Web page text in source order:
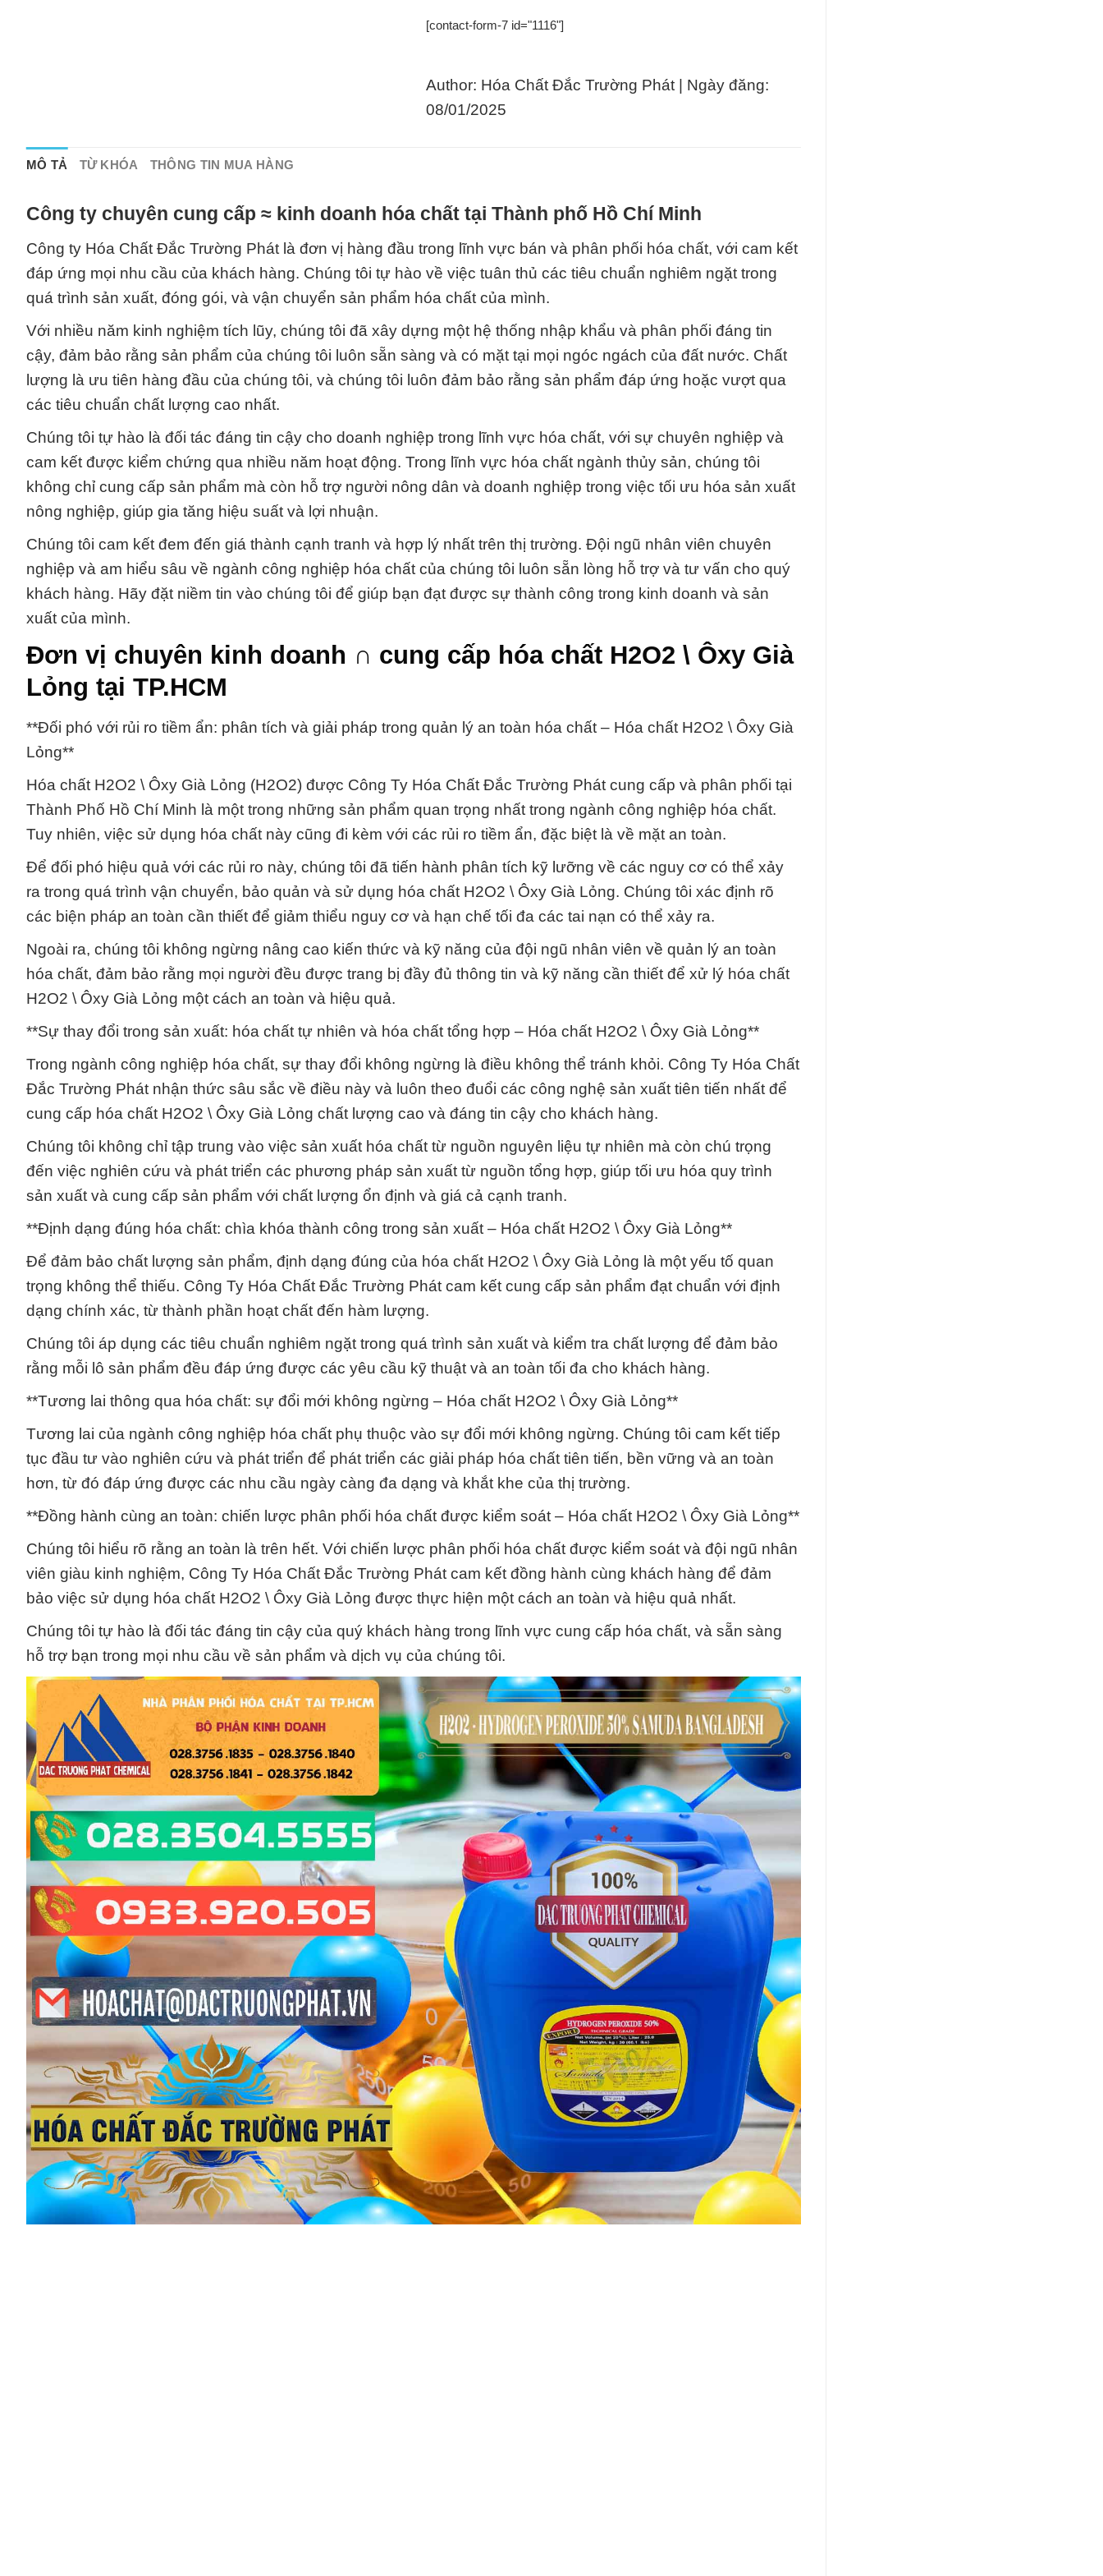
[contact-form-7 id="1116"]
Author: Hóa Chất Đắc Trường Phát | Ngày đăng:
08/01/2025
MÔ TẢ TỪ KHÓA THÔNG TIN MUA HÀNG
Công ty chuyên cung cấp ≈ kinh doanh hóa chất tại Thành phố Hồ Chí Minh
Công ty Hóa Chất Đắc Trường Phát là đơn vị hàng đầu trong lĩnh vực bán và phân phối hóa chất, với cam kết
đáp ứng mọi nhu cầu của khách hàng. Chúng tôi tự hào về việc tuân thủ các tiêu chuẩn nghiêm ngặt trong
quá trình sản xuất, đóng gói, và vận chuyển sản phẩm hóa chất của mình.
Với nhiều năm kinh nghiệm tích lũy, chúng tôi đã xây dựng một hệ thống nhập khẩu và phân phối đáng tin
cậy, đảm bảo rằng sản phẩm của chúng tôi luôn sẵn sàng và có mặt tại mọi ngóc ngách của đất nước. Chất
lượng là ưu tiên hàng đầu của chúng tôi, và chúng tôi luôn đảm bảo rằng sản phẩm đáp ứng hoặc vượt qua
các tiêu chuẩn chất lượng cao nhất.
Chúng tôi tự hào là đối tác đáng tin cậy cho doanh nghiệp trong lĩnh vực hóa chất, với sự chuyên nghiệp và
cam kết được kiểm chứng qua nhiều năm hoạt động. Trong lĩnh vực hóa chất ngành thủy sản, chúng tôi
không chỉ cung cấp sản phẩm mà còn hỗ trợ người nông dân và doanh nghiệp trong việc tối ưu hóa sản xuất
nông nghiệp, giúp gia tăng hiệu suất và lợi nhuận.
Chúng tôi cam kết đem đến giá thành cạnh tranh và hợp lý nhất trên thị trường. Đội ngũ nhân viên chuyên
nghiệp và am hiểu sâu về ngành công nghiệp hóa chất của chúng tôi luôn sẵn lòng hỗ trợ và tư vấn cho quý
khách hàng. Hãy đặt niềm tin vào chúng tôi để giúp bạn đạt được sự thành công trong kinh doanh và sản
xuất của mình.
Đơn vị chuyên kinh doanh ∩ cung cấp hóa chất H2O2 \ Ôxy Già
Lỏng tại TP.HCM
**Đối phó với rủi ro tiềm ẩn: phân tích và giải pháp trong quản lý an toàn hóa chất – Hóa chất H2O2 \ Ôxy Già
Lỏng**
Hóa chất H2O2 \ Ôxy Già Lỏng (H2O2) được Công Ty Hóa Chất Đắc Trường Phát cung cấp và phân phối tại
Thành Phố Hồ Chí Minh là một trong những sản phẩm quan trọng nhất trong ngành công nghiệp hóa chất.
Tuy nhiên, việc sử dụng hóa chất này cũng đi kèm với các rủi ro tiềm ẩn, đặc biệt là về mặt an toàn.
Để đối phó hiệu quả với các rủi ro này, chúng tôi đã tiến hành phân tích kỹ lưỡng về các nguy cơ có thể xảy
ra trong quá trình vận chuyển, bảo quản và sử dụng hóa chất H2O2 \ Ôxy Già Lỏng. Chúng tôi xác định rõ
các biện pháp an toàn cần thiết để giảm thiểu nguy cơ và hạn chế tối đa các tai nạn có thể xảy ra.
Ngoài ra, chúng tôi không ngừng nâng cao kiến thức và kỹ năng của đội ngũ nhân viên về quản lý an toàn
hóa chất, đảm bảo rằng mọi người đều được trang bị đầy đủ thông tin và kỹ năng cần thiết để xử lý hóa chất
H2O2 \ Ôxy Già Lỏng một cách an toàn và hiệu quả.
**Sự thay đổi trong sản xuất: hóa chất tự nhiên và hóa chất tổng hợp – Hóa chất H2O2 \ Ôxy Già Lỏng**
Trong ngành công nghiệp hóa chất, sự thay đổi không ngừng là điều không thể tránh khỏi. Công Ty Hóa Chất
Đắc Trường Phát nhận thức sâu sắc về điều này và luôn theo đuổi các công nghệ sản xuất tiên tiến nhất để
cung cấp hóa chất H2O2 \ Ôxy Già Lỏng chất lượng cao và đáng tin cậy cho khách hàng.
Chúng tôi không chỉ tập trung vào việc sản xuất hóa chất từ nguồn nguyên liệu tự nhiên mà còn chú trọng
đến việc nghiên cứu và phát triển các phương pháp sản xuất từ nguồn tổng hợp, giúp tối ưu hóa quy trình
sản xuất và cung cấp sản phẩm với chất lượng ổn định và giá cả cạnh tranh.
**Định dạng đúng hóa chất: chìa khóa thành công trong sản xuất – Hóa chất H2O2 \ Ôxy Già Lỏng**
Để đảm bảo chất lượng sản phẩm, định dạng đúng của hóa chất H2O2 \ Ôxy Già Lỏng là một yếu tố quan
trọng không thể thiếu. Công Ty Hóa Chất Đắc Trường Phát cam kết cung cấp sản phẩm đạt chuẩn với định
dạng chính xác, từ thành phần hoạt chất đến hàm lượng.
Chúng tôi áp dụng các tiêu chuẩn nghiêm ngặt trong quá trình sản xuất và kiểm tra chất lượng để đảm bảo
rằng mỗi lô sản phẩm đều đáp ứng được các yêu cầu kỹ thuật và an toàn tối đa cho khách hàng.
**Tương lai thông qua hóa chất: sự đổi mới không ngừng – Hóa chất H2O2 \ Ôxy Già Lỏng**
Tương lai của ngành công nghiệp hóa chất phụ thuộc vào sự đổi mới không ngừng. Chúng tôi cam kết tiếp
tục đầu tư vào nghiên cứu và phát triển để phát triển các giải pháp hóa chất tiên tiến, bền vững và an toàn
hơn, từ đó đáp ứng được các nhu cầu ngày càng đa dạng và khắt khe của thị trường.
**Đồng hành cùng an toàn: chiến lược phân phối hóa chất được kiểm soát – Hóa chất H2O2 \ Ôxy Già Lỏng**
Chúng tôi hiểu rõ rằng an toàn là trên hết. Với chiến lược phân phối hóa chất được kiểm soát và đội ngũ nhân
viên giàu kinh nghiệm, Công Ty Hóa Chất Đắc Trường Phát cam kết đồng hành cùng khách hàng để đảm
bảo việc sử dụng hóa chất H2O2 \ Ôxy Già Lỏng được thực hiện một cách an toàn và hiệu quả nhất.
Chúng tôi tự hào là đối tác đáng tin cậy của quý khách hàng trong lĩnh vực cung cấp hóa chất, và sẵn sàng
hỗ trợ bạn trong mọi nhu cầu về sản phẩm và dịch vụ của chúng tôi.